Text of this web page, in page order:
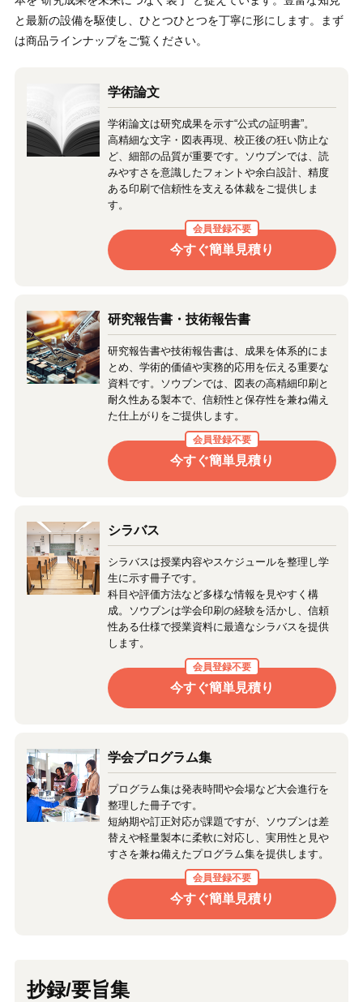
と最新の設備を駆使し、ひとつひとつを丁寧に形にします。まず
は商品ラインナップをご覧ください。
学術論文
学術論文は研究成果を示す“公式の証明書”。
高精細な文字・図表再現、校正後の狂い防止な
ど、細部の品質が重要です。ソウブンでは、読
みやすさを意識したフォントや余白設計、精度
ある印刷で信頼性を支える体裁をご提供しま
す。
会員登録不要
今すぐ簡単見積り
研究報告書・技術報告書
研究報告書や技術報告書は、成果を体系的にま
とめ、学術的価値や実務的応用を伝える重要な
資料です。ソウブンでは、図表の高精細印刷と
耐久性ある製本で、信頼性と保存性を兼ね備え
た仕上がりをご提供します。
会員登録不要
今すぐ簡単見積り
シラバス
シラバスは授業内容やスケジュールを整理し学
生に示す冊子です。
科目や評価方法など多様な情報を見やすく構
成。ソウブンは学会印刷の経験を活かし、信頼
性ある仕様で授業資料に最適なシラバスを提供
します。
会員登録不要
今すぐ簡単見積り
学会プログラム集
プログラム集は発表時間や会場など大会進行を
整理した冊子です。
短納期や訂正対応が課題ですが、ソウブンは差
替えや軽量製本に柔軟に対応し、実用性と見や
すさを兼ね備えたプログラム集を提供します。
会員登録不要
今すぐ簡単見積り
抄録/要旨集